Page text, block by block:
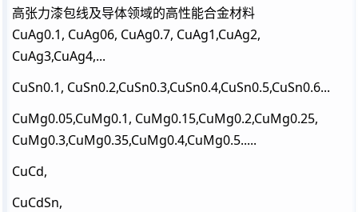
高张力漆包线及导体领域的高性能合金材料
CuAg0.1, CuAg06, CuAg0.7, CuAg1,CuAg2,
CuAg3,CuAg4,...
CuSn0.1, CuSn0.2,CuSn0.3,CuSn0.4,CuSn0.5,CuSn0.6...
CuMg0.05,CuMg0.1, CuMg0.15,CuMg0.2,CuMg0.25,
CuMg0.3,CuMg0.35,CuMg0.4,CuMg0.5.....
CuCd,
CuCdSn,